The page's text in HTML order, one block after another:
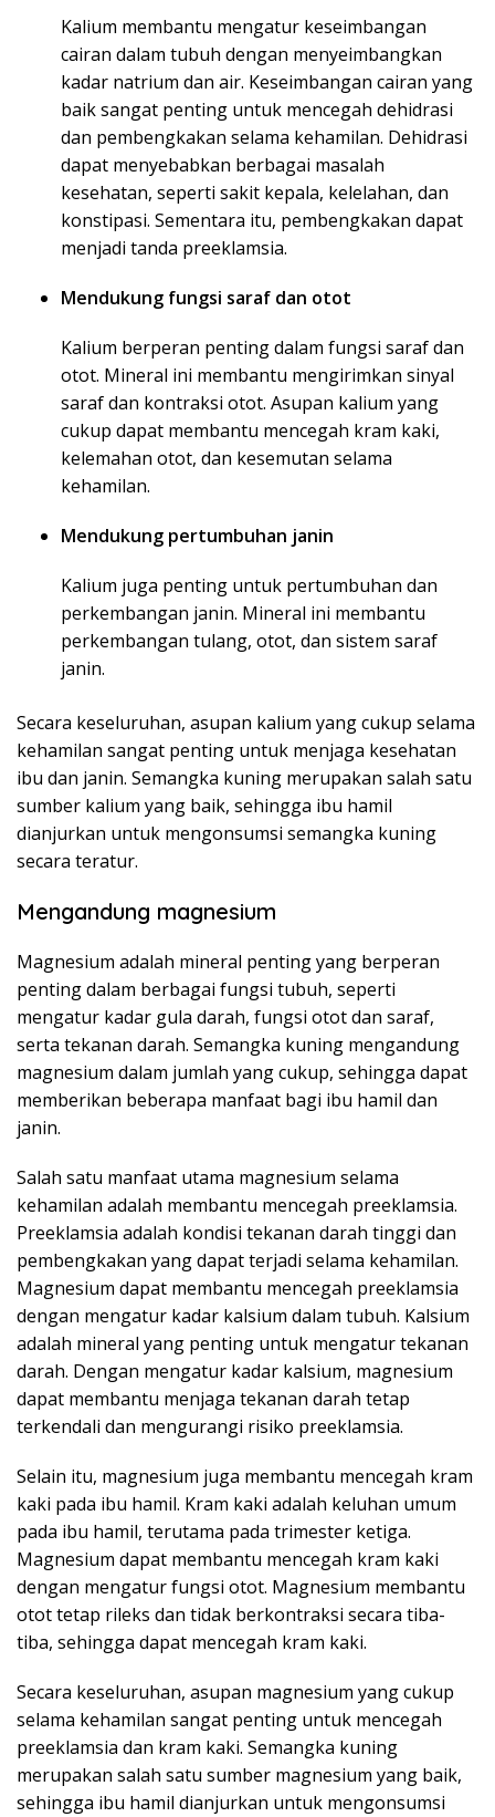
Kalium membantu mengatur keseimbangan
cairan dalam tubuh dengan menyeimbangkan
kadar natrium dan air. Keseimbangan cairan yang
baik sangat penting untuk mencegah dehidrasi
dan pembengkakan selama kehamilan. Dehidrasi
dapat menyebabkan berbagai masalah
kesehatan, seperti sakit kepala, kelelahan, dan
konstipasi. Sementara itu, pembengkakan dapat
menjadi tanda preeklamsia.
Mendukung fungsi saraf dan otot
Kalium berperan penting dalam fungsi saraf dan
otot. Mineral ini membantu mengirimkan sinyal
saraf dan kontraksi otot. Asupan kalium yang
cukup dapat membantu mencegah kram kaki,
kelemahan otot, dan kesemutan selama
kehamilan.
Mendukung pertumbuhan janin
Kalium juga penting untuk pertumbuhan dan
perkembangan janin. Mineral ini membantu
perkembangan tulang, otot, dan sistem saraf
janin.
Secara keseluruhan, asupan kalium yang cukup selama
kehamilan sangat penting untuk menjaga kesehatan
ibu dan janin. Semangka kuning merupakan salah satu
sumber kalium yang baik, sehingga ibu hamil
dianjurkan untuk mengonsumsi semangka kuning
secara teratur.
Mengandung magnesium
Magnesium adalah mineral penting yang berperan
penting dalam berbagai fungsi tubuh, seperti
mengatur kadar gula darah, fungsi otot dan saraf,
serta tekanan darah. Semangka kuning mengandung
magnesium dalam jumlah yang cukup, sehingga dapat
memberikan beberapa manfaat bagi ibu hamil dan
janin.
Salah satu manfaat utama magnesium selama
kehamilan adalah membantu mencegah preeklamsia.
Preeklamsia adalah kondisi tekanan darah tinggi dan
pembengkakan yang dapat terjadi selama kehamilan.
Magnesium dapat membantu mencegah preeklamsia
dengan mengatur kadar kalsium dalam tubuh. Kalsium
adalah mineral yang penting untuk mengatur tekanan
darah. Dengan mengatur kadar kalsium, magnesium
dapat membantu menjaga tekanan darah tetap
terkendali dan mengurangi risiko preeklamsia.
Selain itu, magnesium juga membantu mencegah kram
kaki pada ibu hamil. Kram kaki adalah keluhan umum
pada ibu hamil, terutama pada trimester ketiga.
Magnesium dapat membantu mencegah kram kaki
dengan mengatur fungsi otot. Magnesium membantu
otot tetap rileks dan tidak berkontraksi secara tiba-
tiba, sehingga dapat mencegah kram kaki.
Secara keseluruhan, asupan magnesium yang cukup
selama kehamilan sangat penting untuk mencegah
preeklamsia dan kram kaki. Semangka kuning
merupakan salah satu sumber magnesium yang baik,
sehingga ibu hamil dianjurkan untuk mengonsumsi